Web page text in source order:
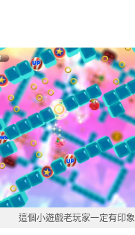
這個小遊戲老玩家一定有印象